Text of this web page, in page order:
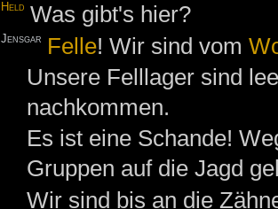
Held Was gibt's hier?
Jensgar Felle! Wir sind vom
Unsere Felllager sind
nachkommen.
Es ist eine Schande!
Gruppen auf die Jagd
Wir sind bis an die